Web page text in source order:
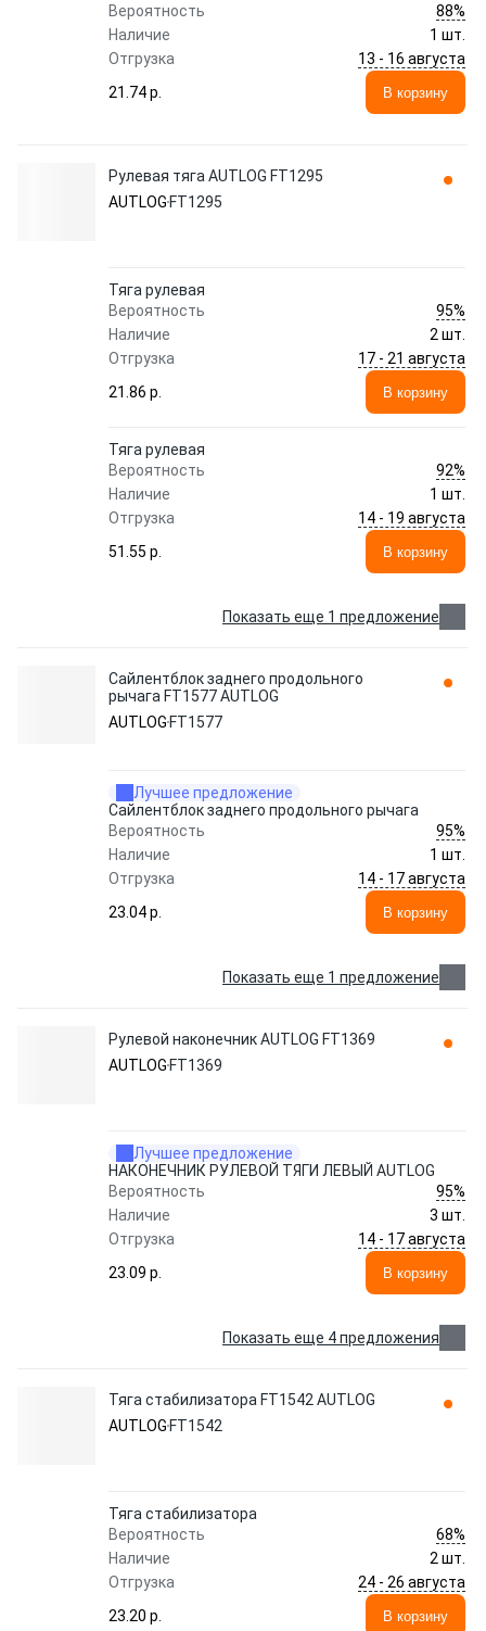
Вероятность
88%
Наличие
1 шт.
Отгрузка
13 - 16 августа
21.74 p.
В корзину
Рулевая тяга AUTLOG FT1295
AUTLOG FT1295
Тяга рулевая
Вероятность
95%
Наличие
2 шт.
Отгрузка
17 - 21 августа
21.86 p.
В корзину
Тяга рулевая
Вероятность
92%
Наличие
1 шт.
Отгрузка
14 - 19 августа
51.55 p.
В корзину
Показать еще 1 предложение
Сайлентблок заднего продольного
рычага FT1577 AUTLOG
AUTLOG FT1577
Лучшее предложение
Сайлентблок заднего продольного рычага
Вероятность
95%
Наличие
1 шт.
Отгрузка
14 - 17 августа
23.04 p.
В корзину
Показать еще 1 предложение
Рулевой наконечник AUTLOG FT1369
AUTLOG FT1369
Лучшее предложение
НАКОНЕЧНИК РУЛЕВОЙ ТЯГИ ЛЕВЫЙ AUTLOG
Вероятность
95%
Наличие
3 шт.
Отгрузка
14 - 17 августа
23.09 p.
В корзину
Показать еще 4 предложения
Тяга стабилизатора FT1542 AUTLOG
AUTLOG FT1542
Тяга стабилизатора
Вероятность
68%
Наличие
2 шт.
Отгрузка
24 - 26 августа
23.20 p.
В корзину